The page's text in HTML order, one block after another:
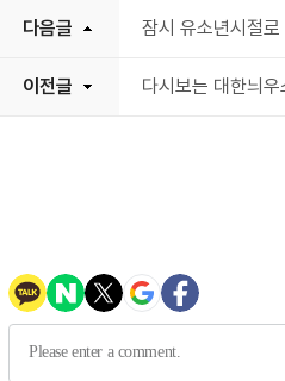
다음글 잠시 유소년시절
이전글 다시보는 대한늬